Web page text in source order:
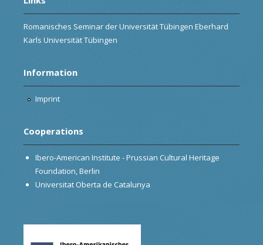
Romanisches Seminar der Universität Tübingen Eberhard
Karls Universität Tübingen
Information
Imprint
Cooperations
Ibero-American Institute - Prussian Cultural Heritage
Foundation, Berlin
Universitat Oberta de Catalunya